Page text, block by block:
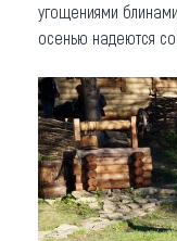
угощениями
осенью надеются